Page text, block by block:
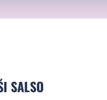
SALSO